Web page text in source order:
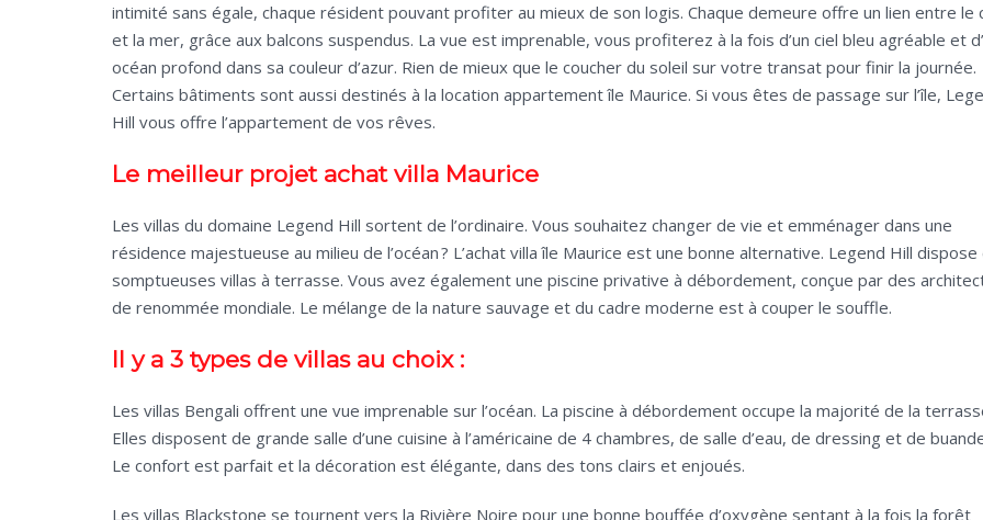
intimité sans égale, chaque résident pouvant profiter au mieux de son logis. Chaque demeure offre un lien entre le
et la mer, grâce aux balcons suspendus. La vue est imprenable, vous profiterez à la fois d’un ciel bleu agréable et
océan profond dans sa couleur d’azur. Rien de mieux que le coucher du soleil sur votre transat pour finir la journée.
Certains bâtiments sont aussi destinés à la location appartement île Maurice. Si vous êtes de passage sur l’île,
Hill vous offre l’appartement de vos rêves.
Le meilleur projet achat villa Maurice
Les villas du domaine Legend Hill sortent de l’ordinaire. Vous souhaitez changer de vie et emménager dans une
résidence majestueuse au milieu de l’océan ? L’achat villa île Maurice est une bonne alternative. Legend Hill dispose
somptueuses villas à terrasse. Vous avez également une piscine privative à débordement, conçue par des
de renommée mondiale. Le mélange de la nature sauvage et du cadre moderne est à couper le souffle.
Il y a 3 types de villas au choix :
Les villas Bengali offrent une vue imprenable sur l’océan. La piscine à débordement occupe la majorité de la
Elles disposent de grande salle d’une cuisine à l’américaine de 4 chambres, de salle d’eau, de dressing et de
Le confort est parfait et la décoration est élégante, dans des tons clairs et enjoués.
Les villas Blackstone se tournent vers la Rivière Noire pour une bonne bouffée d’oxygène sentant à la fois la forêt